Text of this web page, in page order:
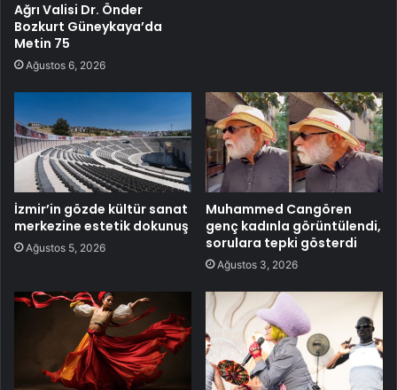
Ağrı Valisi Dr. Önder
Bozkurt Güneykaya’da
Metin 75
Ağustos 6, 2026
İzmir’in gözde kültür sanat
merkezine estetik dokunuş
Ağustos 5, 2026
Muhammed Cangören
genç kadınla görüntülendi,
sorulara tepki gösterdi
Ağustos 3, 2026